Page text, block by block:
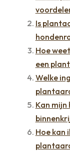
Is
Hoe
een
Welke
Kan
Hoe kan